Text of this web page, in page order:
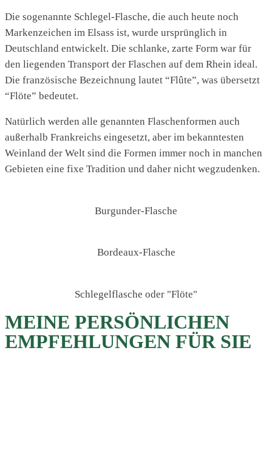
Die sogenannte Schlegel-Flasche, die auch heute noch
Markenzeichen im Elsass ist, wurde ursprünglich in
Deutschland entwickelt. Die schlanke, zarte Form war für
den liegenden Transport der Flaschen auf dem Rhein ideal.
Die französische Bezeichnung lautet “Flûte”, was übersetzt
“Flöte” bedeutet.
Natürlich werden alle genannten Flaschenformen auch
außerhalb Frankreichs eingesetzt, aber im bekanntesten
Weinland der Welt sind die Formen immer noch in manchen
Gebieten eine fixe Tradition und daher nicht wegzudenken.
Burgunder-Flasche
Bordeaux-Flasche
Schlegelflasche oder "Flöte"
MEINE PERSÖNLICHEN
EMPFEHLUNGEN FÜR SIE